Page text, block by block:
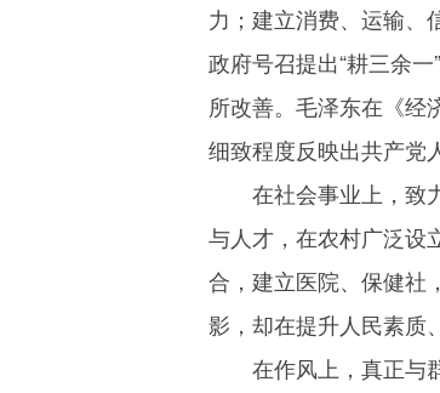
力；建立消费、运输、
政府号召提出“耕三余
所改善。毛泽东在《经
细致程度反映出共产党
在社会事业上，致
与人才，在农村广泛设
合，建立医院、保健社
影，却在提升人民素质
在作风上，真正与